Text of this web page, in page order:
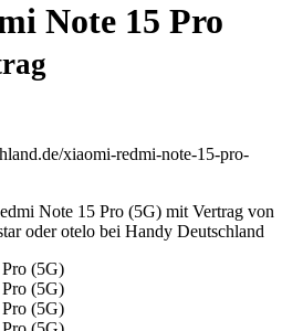
Note 15 Pro
xiaomi-redmi-note-15-pro-
Note 15 Pro (5G) mit Vertrag von
oder otelo bei Handy Deutschland